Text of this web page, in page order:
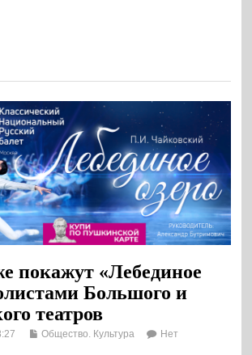
покажут «Лебединое
Большого и
театров
Общество. Культура
Нет